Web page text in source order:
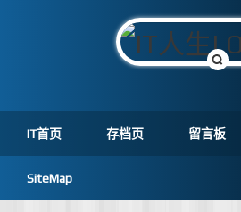
IT首页 存档页 留言板
SiteMap